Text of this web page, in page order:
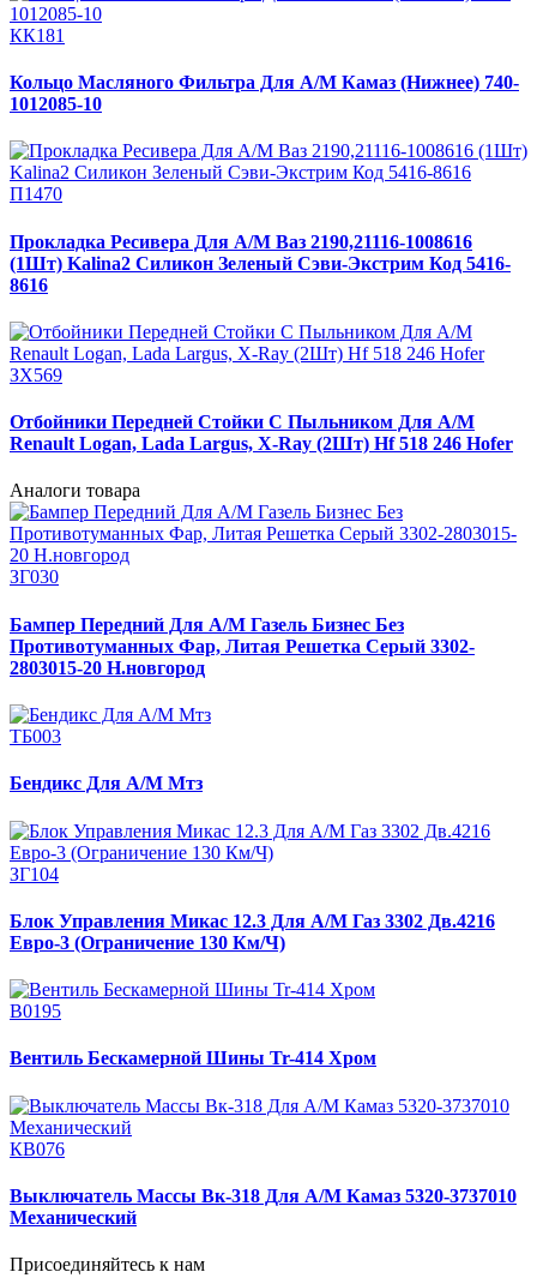
КК181
Кольцо Масляного Фильтра Для А/М Камаз (Нижнее) 740-
1012085-10
П1470
Прокладка Ресивера Для А/М Ваз 2190,21116-1008616
(1Шт) Kalina2 Силикон Зеленый Сэви-Экстрим Код 5416-
8616
ЗХ569
Отбойники Передней Стойки С Пыльником Для А/М
Renault Logan, Lada Largus, X-Ray (2Шт) Hf 518 246 Hofer
Аналоги товара
ЗГ030
Бампер Передний Для А/М Газель Бизнес Без
Противотуманных Фар, Литая Решетка Серый 3302-
2803015-20 Н.новгород
ТБ003
Бендикс Для А/М Мтз
ЗГ104
Блок Управления Микас 12.3 Для А/М Газ 3302 Дв.4216
Евро-3 (Ограничение 130 Км/Ч)
В0195
Вентиль Бескамерной Шины Tr-414 Хром
КВ076
Выключатель Массы Вк-318 Для А/М Камаз 5320-3737010
Механический
Присоединяйтесь к нам